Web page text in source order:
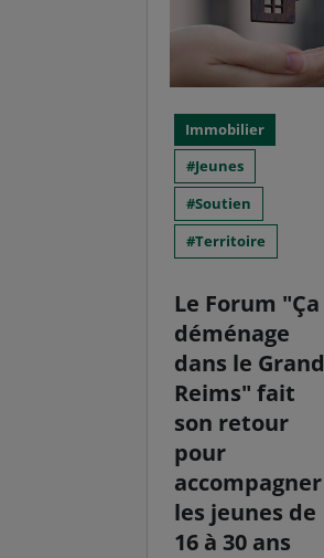
Immobilier
Jeunes
Soutien
Territoire
Le Forum "Ça
déménage
dans le Grand
Reims" fait
son retour
pour
accompagner
les jeunes de
16 à 30 ans